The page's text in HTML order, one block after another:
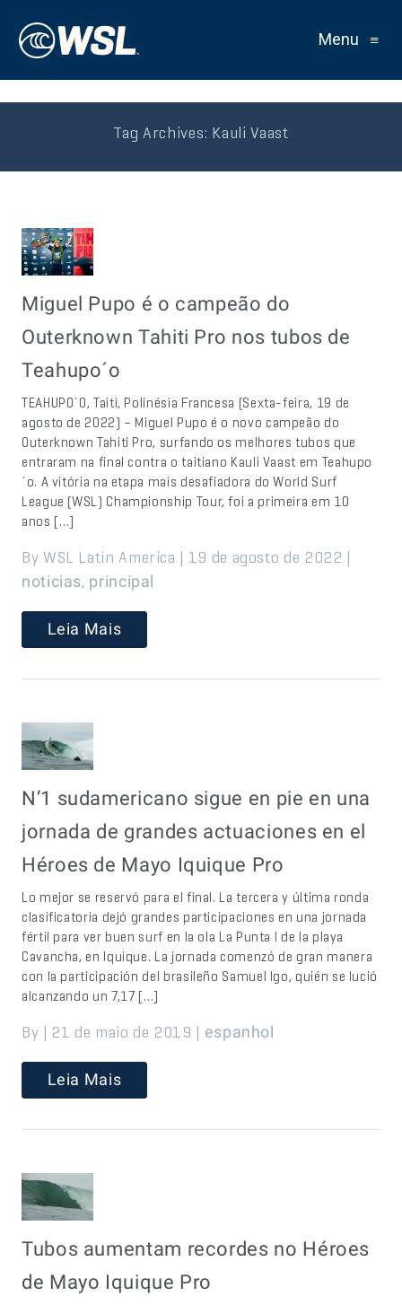
Menu ≡
Tag Archives: Kauli Vaast
Miguel Pupo é o campeão do
Outerknown Tahiti Pro nos tubos de
Teahupo´o
TEAHUPO´O, Taiti, Polinésia Francesa (Sexta-feira, 19 de
agosto de 2022) – Miguel Pupo é o novo campeão do
Outerknown Tahiti Pro, surfando os melhores tubos que
entraram na final contra o taitiano Kauli Vaast em Teahupo
´o. A vitória na etapa mais desafiadora do World Surf
League (WSL) Championship Tour, foi a primeira em 10
anos […]
By WSL Latin America | 19 de agosto de 2022 |
noticias, principal
Leia Mais
N’1 sudamericano sigue en pie en una
jornada de grandes actuaciones en el
Héroes de Mayo Iquique Pro
Lo mejor se reservó para el final. La tercera y última ronda
clasificatoria dejó grandes participaciones en una jornada
fértil para ver buen surf en la ola La Punta I de la playa
Cavancha, en Iquique. La jornada comenzó de gran manera
con la participación del brasileño Samuel Igo, quién se lució
alcanzando un 7,17 […]
By | 21 de maio de 2019 | espanhol
Leia Mais
Tubos aumentam recordes no Héroes
de Mayo Iquique Pro